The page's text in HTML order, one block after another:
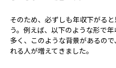
そのため、必ずしも年収下がる
う。例えば、以下のような形で
多く、このような背景があるの
れる人が増えてきました。